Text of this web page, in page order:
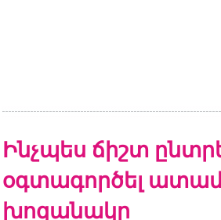
Ինչպես ճիշտ
օգտագործել
խոզանակը